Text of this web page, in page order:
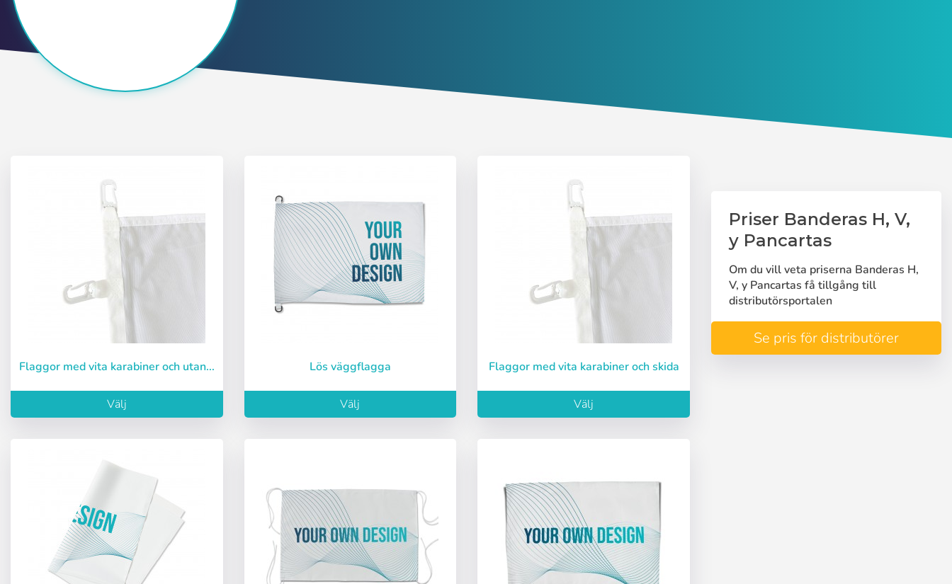
Flaggor med vita karabiner och utan...
Välj
Lös väggflagga
Välj
Flaggor med vita karabiner och skida
Välj
Priser Banderas H, V,
y Pancartas
Om du vill veta priserna Banderas H,
V, y Pancartas få tillgång till
distributörsportalen
Se pris för distributörer